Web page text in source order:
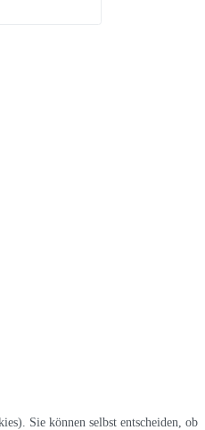
Sie können selbst entscheiden, ob